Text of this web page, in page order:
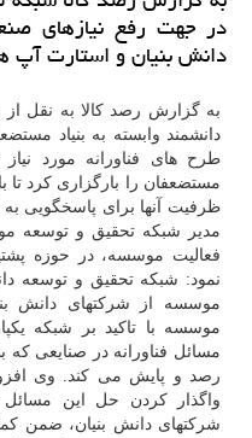
در جهت رفع نیازهای
دانش بنیان و استارت آپ
به گزارش رصد کالا به نقل
دانشمند وابسته به بنیاد
طرح های فناورانه مورد نیاز
مستضعفان را بارگزاری کرد تا
ظرفیت آنها برای پاسخگویی به
مدیر شبکه تحقیق و توسعه
فعالیت موسسه، در حوزه
نمود: شبکه تحقیق و توسعه
موسسه از شرکتهای دانش
موسسه با تاکید بر شبکه
مسائل فناورانه در صنایعی که
رصد و پایش می کند. وی
واگذار کردن حل این
شرکتهای دانش بنیان، ضمن